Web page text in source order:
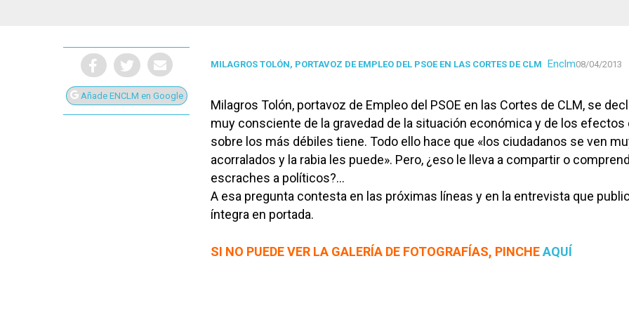
Presiona Intro para buscar o ESC para cerrar
Añade ENCLM en Google
MILAGROS TOLÓN, PORTAVOZ DE EMPLEO DEL PSOE EN LAS CORTES DE CLM Enclm08/04/2013
Milagros Tolón, portavoz de Empleo del PSOE en las Cortes de CLM, se
muy consciente de la gravedad de la situación económica y de los efectos
sobre los más débiles tiene. Todo ello hace que «los ciudadanos se ven
acorralados y la rabia les puede». Pero, ¿eso le lleva a compartir o
escraches a políticos?…
A esa pregunta contesta en las próximas líneas y en la entrevista que
íntegra en portada.
SI NO PUEDE VER LA GALERÍA DE FOTOGRAFÍAS, PINCHEAQUÍ